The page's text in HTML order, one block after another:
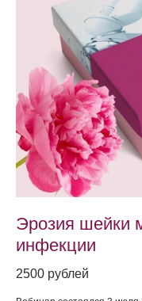
Эрозия шейки
инфекции
2500 рублей